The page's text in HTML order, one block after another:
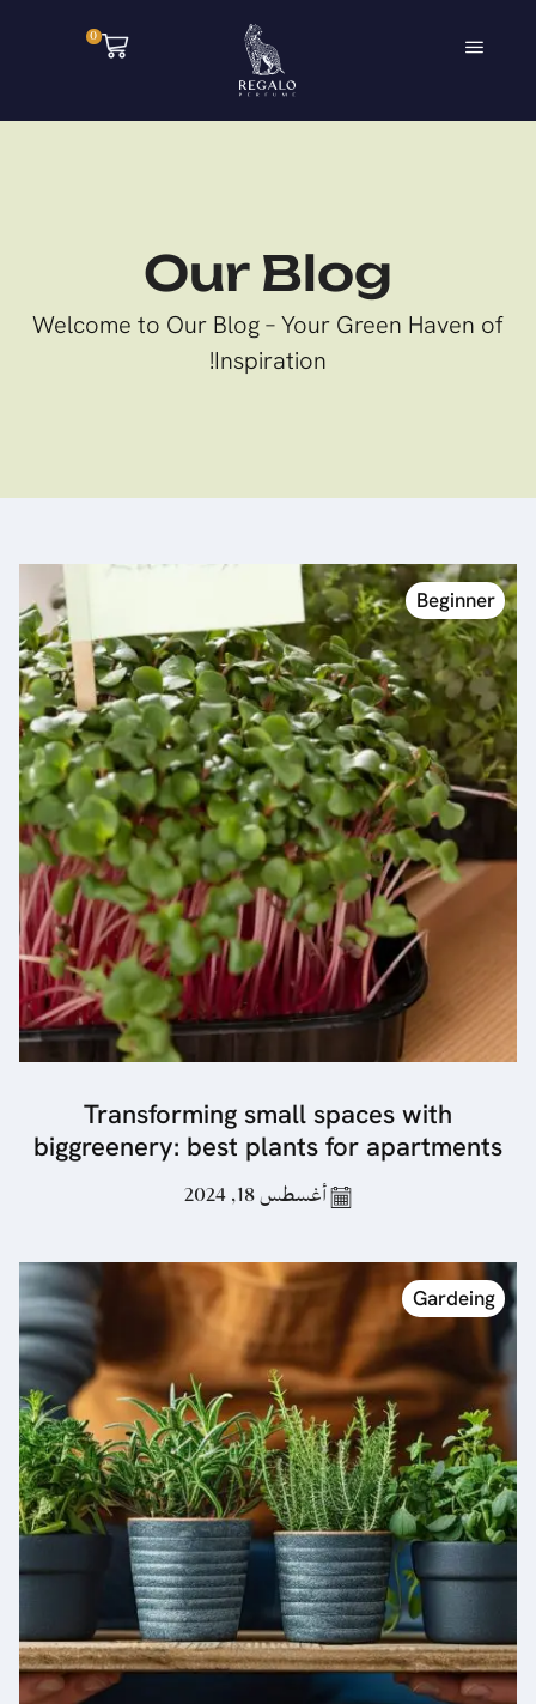
0
Our Blog
Welcome to Our Blog – Your Green Haven of
Inspiration!
Beginner
Transforming small spaces with
biggreenery: best plants for apartments
أغسطس 18, 2024
Gardeing